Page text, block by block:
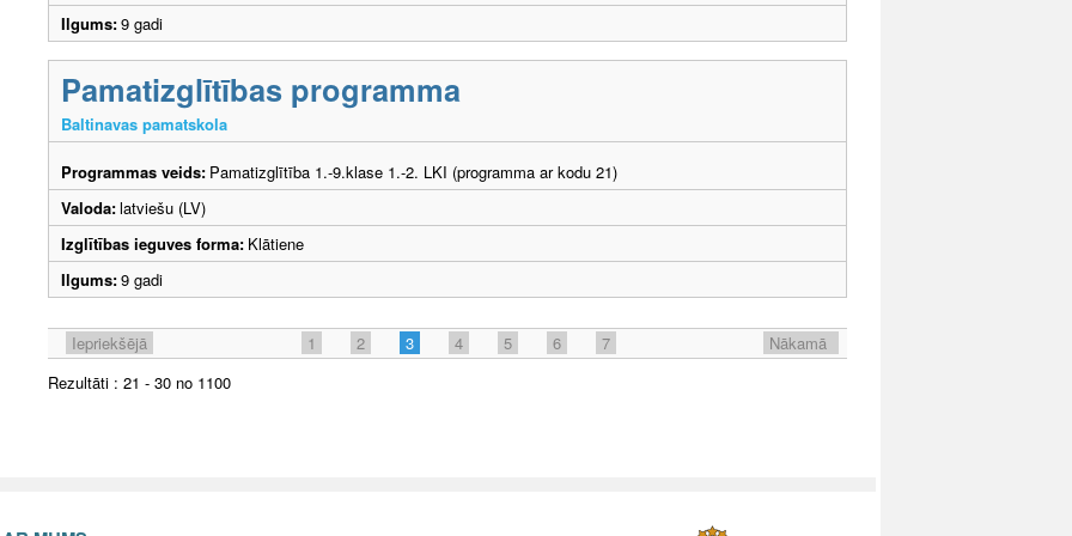
Ilgums:9 gadi
Pamatizglītības programma
Baltinavas pamatskola
Programmas veids: Pamatizglītība 1.-9.klase 1.-2. LKI (programma ar kodu 21)
Valoda:latviešu (LV)
Izglītības ieguves forma: Klātiene
Ilgums:9 gadi
Iepriekšējā 1 2 3 4 5 6 7
Nākamā
Rezultāti : 21 - 30 no 1100